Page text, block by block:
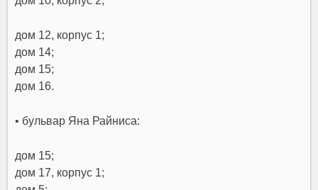
дом 12, корпус 1;
дом 14;
дом 15;
дом 16.
• бульвар Яна Райниса:
дом 15;
дом 17, корпус 1;